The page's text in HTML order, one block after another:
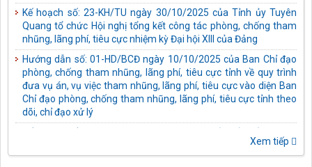
Quang tổ chức Hội nghị tổng kết công tác phòng, chống tham
nhũng, lãng phí, tiêu cực nhiệm kỳ Đại hội XIII của Đảng
Hướng dẫn số: 01-HD/BCĐ ngày 10/10/2025 của Ban Chỉ đạo
phòng, chống tham nhũng, lãng phí, tiêu cực tỉnh về quy trình
đưa vụ án, vụ việc tham nhũng, lãng phí, tiêu cực vào diện Ban
Chỉ đạo phòng, chống tham nhũng, lãng phí, tiêu cực tỉnh theo
dõi, chỉ đạo xử lý
Kế hoạch số: 05-KH/TU ngày 03/10/2025 của Tỉnh ủy Tuyên
Quang thực hiện Chỉ thị số 43-CT/TW ngày 10/4/2025 của Bộ
Chính trị về tăng cường sự lãnh đạo của Đảng đối với công tác
thể chế hóa chủ trương, đường lối của Đảng về phòng, chống
Xem tiếp